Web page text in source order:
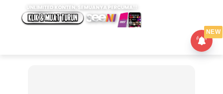
NEW